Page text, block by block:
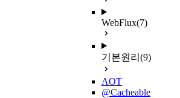
WebFlux(7)
기본원리 (9)
AOT
@Cacheable